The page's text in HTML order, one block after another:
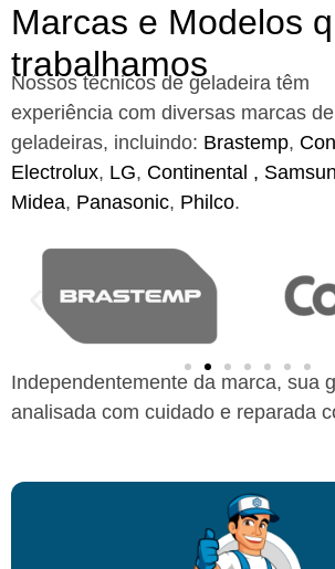
Marcas e Modelos
trabalhamos
Nossos técnicos de geladeira têm
experiência com diversas marcas de
geladeiras, incluindo: Brastemp,
Electrolux, LG, Continental ,
Midea, Panasonic, Philco.
Independentemente da marca, sua
analisada com cuidado e reparada